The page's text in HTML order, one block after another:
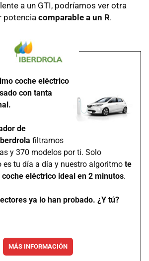
a un GTI, podríamos ver otra
potencia comparable a un R.
coche eléctrico
con tanta
de
filtramos
y 370 modelos por ti. Solo
es tu día a día y nuestro algoritmo te
eléctrico ideal en 2 minutos.
ya lo han probado. ¿Y tú?
MÁS INFORMACIÓN